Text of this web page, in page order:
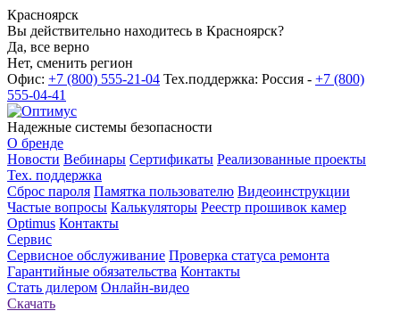
Красноярск
Вы действительно находитесь в Красноярск?
Да, все верно
Нет, сменить регион
Офис: +7 (800) 555-21-04 Тех.поддержка: Россия - +7 (800)
555-04-41
Надежные системы безопасности
О бренде
Новости Вебинары Сертификаты Реализованные проекты
Тех. поддержка
Сброс пароля Памятка пользователю Видеоинструкции
Частые вопросы Калькуляторы Реестр прошивок камер
Optimus Контакты
Сервис
Сервисное обслуживание Проверка статуса ремонта
Гарантийные обязательства Контакты
Стать дилером Онлайн-видео
Скачать